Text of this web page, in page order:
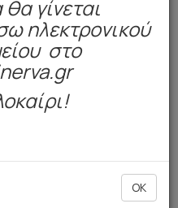
του ηλεκτρονικού
με την επωνυμία ΑΦΟΙ Ι
ΠΛΕΚΤΙΚΗΣ, (του
στην Νέα Ευκαρπία
683110 και +30 2310
γίνεται
ηλεκτρονικού
στο
OK